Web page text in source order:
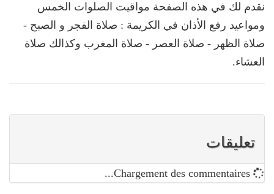
نقدم لك في هذه الصفحة مواقيت الصلوات الخمس
ومواعيد رفع الأذان في الكريمة : صلاة الفجر و الصبح -
صلاة الظهر - صلاة العصر - صلاة المغرب وكذالك صلاة
العشاء.
تعليقات